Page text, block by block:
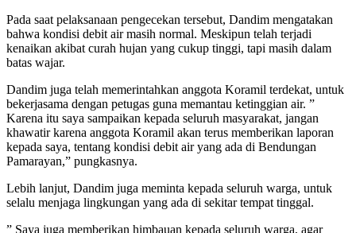
Pada saat pelaksanaan pengecekan tersebut, Dandim mengatakan
bahwa kondisi debit air masih normal. Meskipun telah terjadi
kenaikan akibat curah hujan yang cukup tinggi, tapi masih dalam
batas wajar.
Dandim juga telah memerintahkan anggota Koramil terdekat, untuk
bekerjasama dengan petugas guna memantau ketinggian air. ”
Karena itu saya sampaikan kepada seluruh masyarakat, jangan
khawatir karena anggota Koramil akan terus memberikan laporan
kepada saya, tentang kondisi debit air yang ada di Bendungan
Pamarayan,” pungkasnya.
Lebih lanjut, Dandim juga meminta kepada seluruh warga, untuk
selalu menjaga lingkungan yang ada di sekitar tempat tinggal.
” Saya juga memberikan himbauan kepada seluruh warga, agar